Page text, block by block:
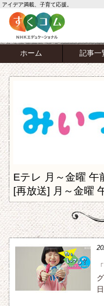
アイデア満載、子育て応援。
ホーム 記事一
Eテレ 月～金曜 午
[再放送] 月～金曜